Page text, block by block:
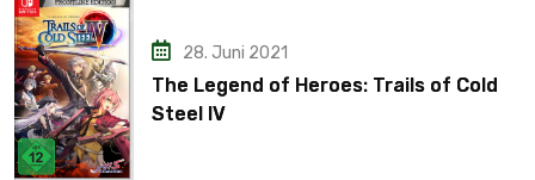
28. Juni 2021
The Legend of Heroes: Trails of Cold
Steel IV